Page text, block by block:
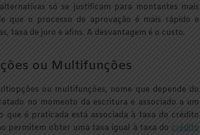
só se justificam para montantes mais
que o processo de aprovação é mais rápido e
taxa de juro e afins. A desvantagem é o custo.
ou Multifunções
ou multifunções, nome que depende do
no momento da escritura e associado a um
é praticada está associada à taxa do crédito
permitem obter uma taxa igual à taxa do crédito